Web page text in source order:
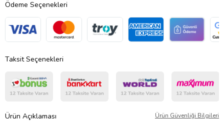
Ödeme Seçenekleri
Taksit Seçenekleri
Ürün Açıklaması Ürün Güvenliği Bilgileri